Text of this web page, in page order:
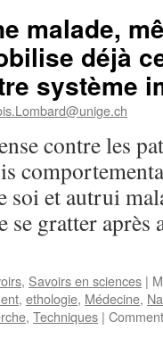
malade,
déjà
système
contre les
soi et autrui
se gratter
, Savoirs en sciences |
, ethologie, Médecine,
, Techniques |